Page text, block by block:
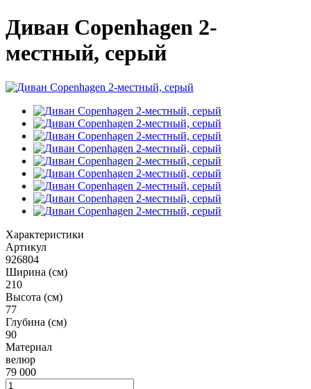
Диван Copenhagen 2-
местный, серый
Характеристики
Артикул
926804
Ширина (см)
210
Высота (см)
77
Глубина (см)
90
Материал
велюр
79 000